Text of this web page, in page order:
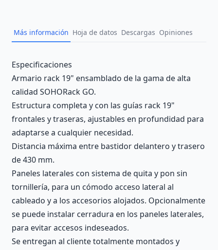
Más información Hoja de datos Descargas Opiniones
Description
Especificaciones
Armario rack 19" ensamblado de la gama de alta
calidad SOHORack GO.
Estructura completa y con las guías rack 19"
frontales y traseras, ajustables en profundidad para
adaptarse a cualquier necesidad.
Distancia máxima entre bastidor delantero y trasero
de 430 mm.
Paneles laterales con sistema de quita y pon sin
tornillería, para un cómodo acceso lateral al
cableado y a los accesorios alojados. Opcionalmente
se puede instalar cerradura en los paneles laterales,
para evitar accesos indeseados.
Se entregan al cliente totalmente montados y